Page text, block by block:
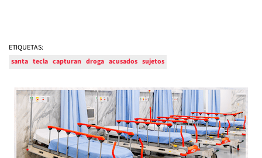
ETIQUETAS:
santa tecla capturan droga acusados sujetos